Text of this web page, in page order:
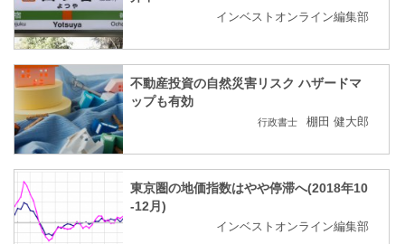
インベストオンライン編集部
不動産投資の自然災害リスク ハザードマ
ップも有効
行政書士 棚田 健大郎
東京圏の地価指数はやや停滞へ(2018年10
-12月)
インベストオンライン編集部